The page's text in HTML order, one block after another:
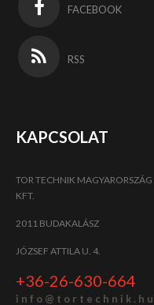
FACEBOOK
RSS
KAPCSOLAT
TOR TECHNIK
KFT.
2011 BUDAKALÁSZ
JÓZSEF ATTILA U. 4.
+36-26-630-664
i n f o @ t o r t e c h n i k . h u